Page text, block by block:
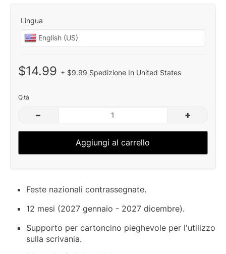
Lingua
$14.99 + $9.99 Spedizione In United States
Q.tà
– +
Aggiungi al carrello
Feste nazionali contrassegnate.
12 mesi (2027 gennaio - 2027 dicembre).
Supporto per cartoncino pieghevole per l'utilizzo
sulla scrivania.